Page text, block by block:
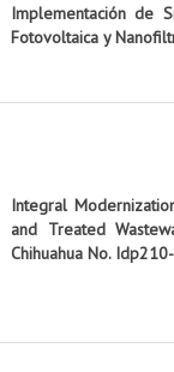
Implementación de
Fotovoltaica y
Integral
and Treated
Chihuahua No.